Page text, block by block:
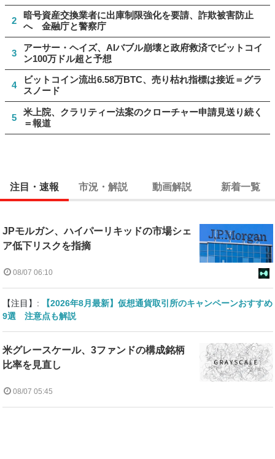
2
暗号資産交換業者に出庫制限強化を要請、詐欺被害防止
へ 金融庁と警察庁
3
アーサー・ヘイズ、AIバブル崩壊と政府救済でビットコイ
ン100万ドル超と予想
4
ビットコイン流出6.58万BTC、売り枯れ指標は接近＝グラ
スノード
5
米上院、クラリティー法案のクローチャー申請見送り続く
＝報道
注目・速報 市況・解説 動画解説 新着一覧
JPモルガン、ハイパーリキッドの市場シェ
ア低下リスクを指摘
08/07 06:10
【注目】:
【2026年8月最新】仮想通貨取引所のキャンペーンおすすめ
9選 注意点も解説
米グレースケール、3ファンドの構成銘柄
比率を見直し
08/07 05:45